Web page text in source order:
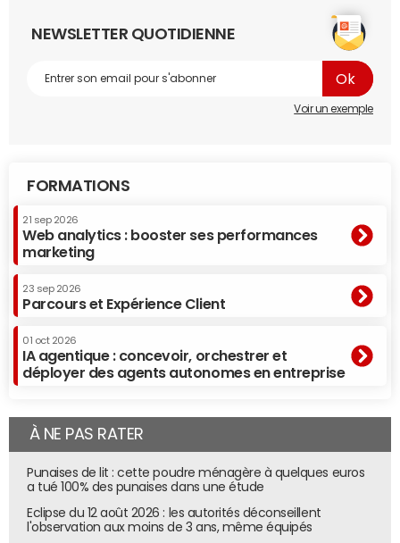
NEWSLETTER QUOTIDIENNE
Voir un exemple
FORMATIONS
21 sep 2026
Web analytics : booster ses performances
marketing
23 sep 2026
Parcours et Expérience Client
01 oct 2026
IA agentique : concevoir, orchestrer et
déployer des agents autonomes en entreprise
À NE PAS RATER
Punaises de lit : cette poudre ménagère à quelques euros
a tué 100% des punaises dans une étude
Eclipse du 12 août 2026 : les autorités déconseillent
l'observation aux moins de 3 ans, même équipés